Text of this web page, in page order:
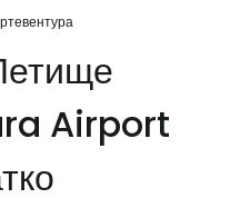
Airport
с Google
Facebook